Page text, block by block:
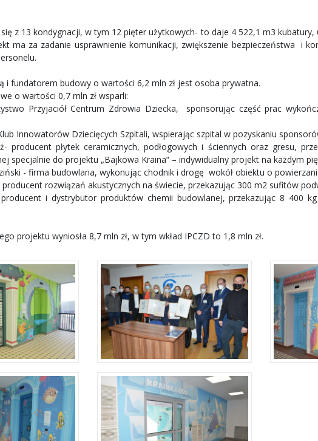
się z 13 kondygnacji, w tym 12 pięter użytkowych- to daje 4 522,1 m3
ma za zadanie usprawnienie komunikacji, zwiększenie bezpieczeństwa i
i fundatorem budowy o wartości 6,2 mln zł jest osoba prywatna.
o wartości 0,7 mln zł wsparli:
Przyjaciół Centrum Zdrowia Dziecka, sponsorując część prac
Innowatorów Dziecięcych Szpitali, wspierając szpital w pozyskaniu
producent płytek ceramicznych, podłogowych i ściennych oraz gresu,
specjalnie do projektu „Bajkowa Kraina” – indywidualny projekt na każdym
- firma budowlana, wykonując chodnik i drogę wokół obiektu o
rozwiązań akustycznych na świecie, przekazując 300 m2 sufitów
i dystrybutor produktów chemii budowlanej, przekazując 8 400
projektu wyniosła 8,7 mln zł, w tym wkład IPCZD to 1,8 mln zł.